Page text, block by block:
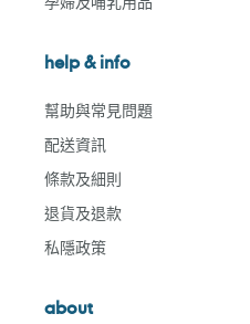
help & info
幫助與常見問題
配送資訊
條款及細則
退貨及退款
私隱政策
about